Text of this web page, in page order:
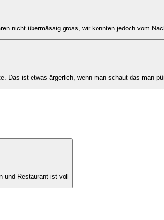
nicht übermässig gross, wir konnten jedoch vom
Das ist etwas ärgerlich, wenn man schaut das man
Restaurant ist voll